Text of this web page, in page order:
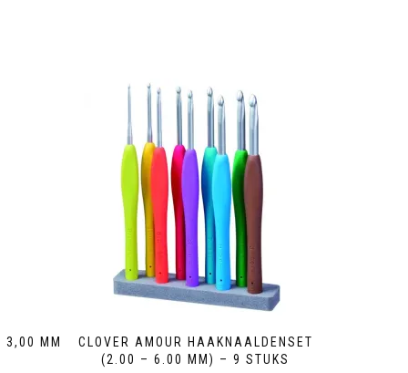
3,00 MM
CLOVER AMOUR HAAKNAALDENSET
(2.00 – 6.00 MM) – 9 STUKS